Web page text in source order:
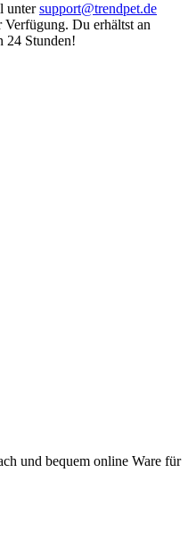
untersupport@trendpet.de
Du erhältst an
24 Stunden!
und bequem online Ware für